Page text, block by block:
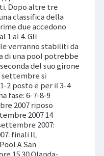
Dopo altre tre
classifica della
due accedono
1 al 4. Gli
verranno stabiliti da
di una pool potrebbe
del suo girone
settembre si
2 posto e per il 3-4
fase: 6-7-8-9
2007 riposo
2007 14
2007:
finali IL
A San
15.30 Olanda-